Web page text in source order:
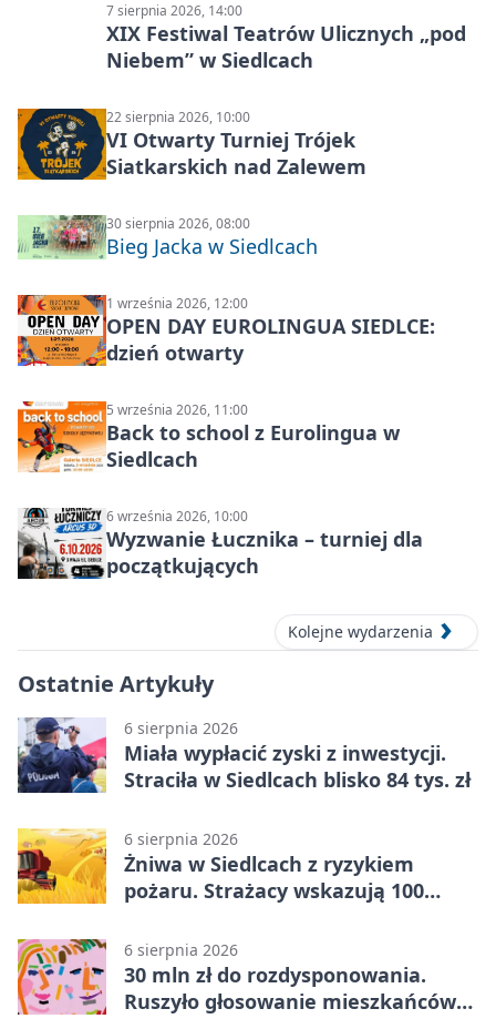
7 sierpnia 2026, 14:00
XIX Festiwal Teatrów Ulicznych „pod
Niebem” w Siedlcach
22 sierpnia 2026, 10:00
VI Otwarty Turniej Trójek
Siatkarskich nad Zalewem
30 sierpnia 2026, 08:00
Bieg Jacka w Siedlcach
1 września 2026, 12:00
OPEN DAY EUROLINGUA SIEDLCE:
dzień otwarty
5 września 2026, 11:00
Back to school z Eurolingua w
Siedlcach
6 września 2026, 10:00
Wyzwanie Łucznika – turniej dla
początkujących
Kolejne wydarzenia
Ostatnie Artykuły
6 sierpnia 2026
Miała wypłacić zyski z inwestycji.
Straciła w Siedlcach blisko 84 tys. zł
6 sierpnia 2026
Żniwa w Siedlcach z ryzykiem
pożaru. Strażacy wskazują 100
6 sierpnia 2026
30 mln zł do rozdysponowania.
Ruszyło głosowanie mieszkańców